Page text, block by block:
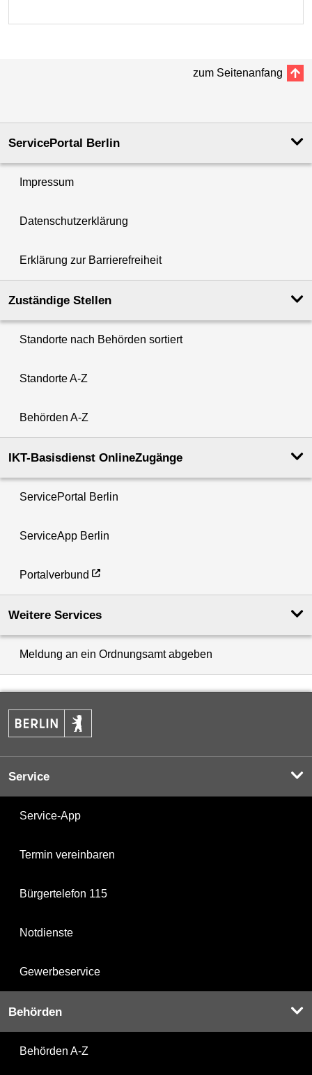
zum Seitenanfang
ServicePortal Berlin
Impressum
Datenschutzerklärung
Erklärung zur Barrierefreiheit
Zuständige Stellen
Standorte nach Behörden sortiert
Standorte A-Z
Behörden A-Z
IKT-Basisdienst OnlineZugänge
ServicePortal Berlin
ServiceApp Berlin
Portalverbund
Weitere Services
Meldung an ein Ordnungsamt abgeben
Service
Service-App
Termin vereinbaren
Bürgertelefon 115
Notdienste
Gewerbeservice
Behörden
Behörden A-Z